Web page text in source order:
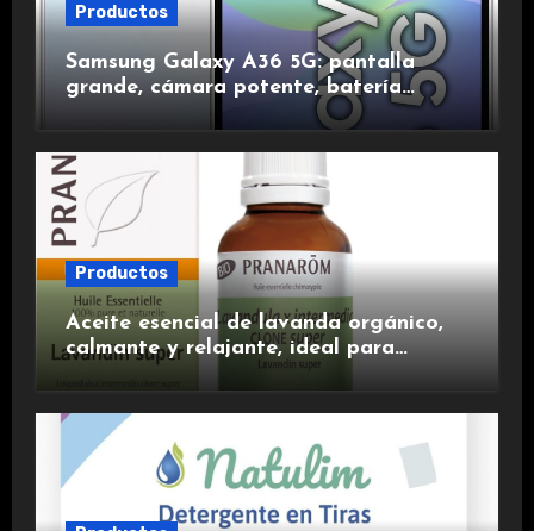
Productos
Samsung Galaxy A36 5G: pantalla
grande, cámara potente, batería
duradera y carga rápida para una
experiencia premium.
Productos
Aceite esencial de lavanda orgánico,
calmante y relajante, ideal para